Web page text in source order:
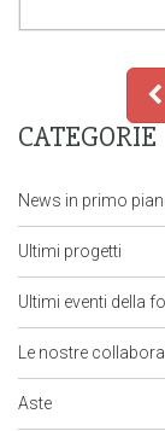
CATEGORIE
News in primo
Ultimi progetti
Ultimi eventi della
Le nostre
Aste